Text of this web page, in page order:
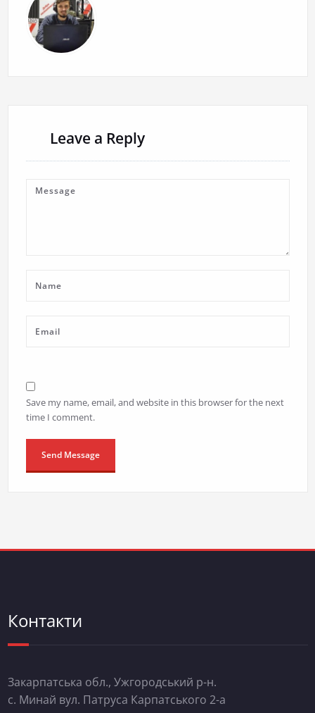
Leave a Reply
Save my name, email, and website in this browser for the next
time I comment.
Контакти
Закарпатська обл., Ужгородський р-н.
с. Минай вул. Патруса Карпатського 2-а